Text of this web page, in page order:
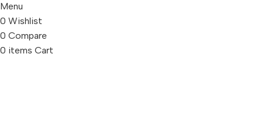
Menu
0 Wishlist
0 Compare
0 items Cart